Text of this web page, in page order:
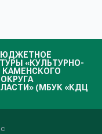
«КУЛЬТУРНО-
КАМЕНСКОГО
(МБУК «КДЦ